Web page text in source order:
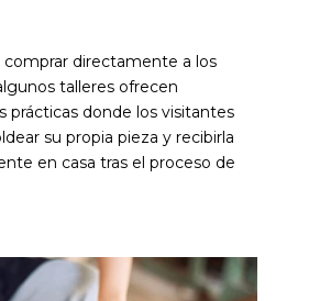
comprar directamente a los
talleres ofrecen
prácticas donde los visitantes
su propia pieza y recibirla
en casa tras el proceso de